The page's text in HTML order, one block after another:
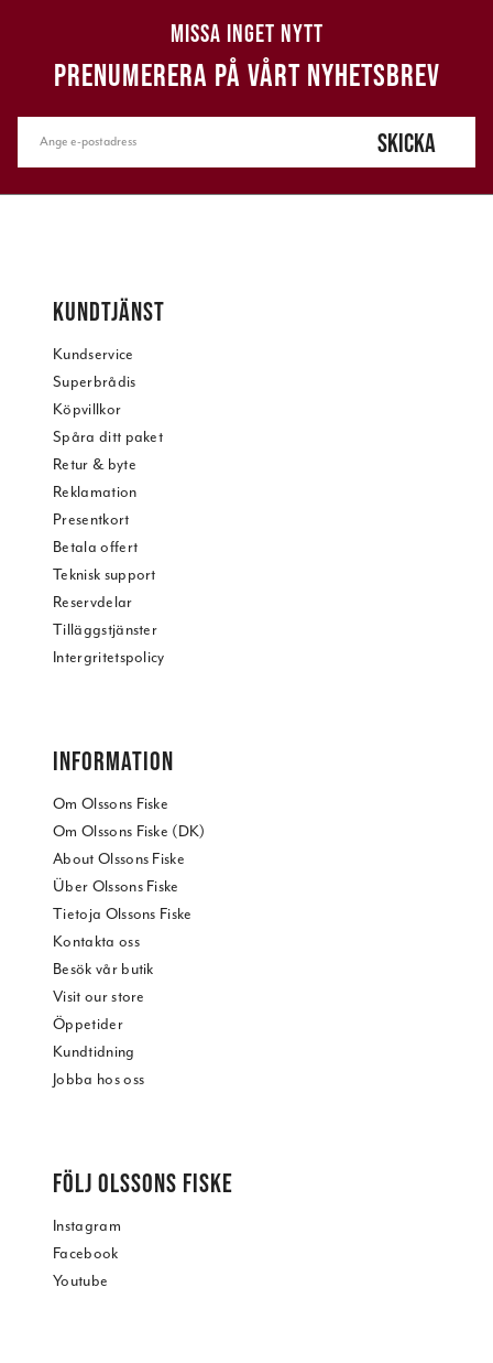
MISSA INGET NYTT
PRENUMERERA PÅ VÅRT NYHETSBREV
SKICKA
KUNDTJÄNST
Kundservice
Superbrådis
Köpvillkor
Spåra ditt paket
Retur & byte
Reklamation
Presentkort
Betala offert
Teknisk support
Reservdelar
Tilläggstjänster
Intergritetspolicy
INFORMATION
Om Olssons Fiske
Om Olssons Fiske (DK)
About Olssons Fiske
Über Olssons Fiske
Tietoja Olssons Fiske
Kontakta oss
Besök vår butik
Visit our store
Öppetider
Kundtidning
Jobba hos oss
FÖLJ OLSSONS FISKE
Instagram
Facebook
Youtube